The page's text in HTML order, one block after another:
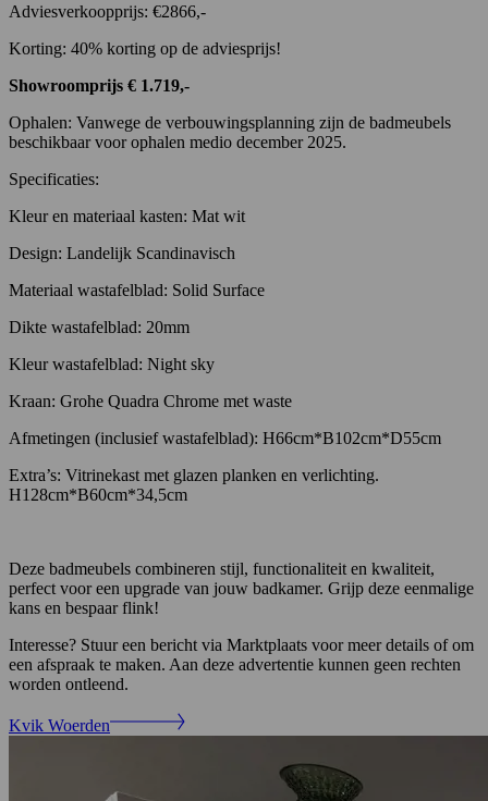
Adviesverkoopprijs: €2866,-
Korting: 40% korting op de adviesprijs!
Showroomprijs € 1.719,-
Ophalen: Vanwege de verbouwingsplanning zijn de badmeubels
beschikbaar voor ophalen medio december 2025.
Specificaties:
Kleur en materiaal kasten: Mat wit
Design: Landelijk Scandinavisch
Materiaal wastafelblad: Solid Surface
Dikte wastafelblad: 20mm
Kleur wastafelblad: Night sky
Kraan: Grohe Quadra Chrome met waste
Afmetingen (inclusief wastafelblad): H66cm*B102cm*D55cm
Extra’s: Vitrinekast met glazen planken en verlichting.
H128cm*B60cm*34,5cm
Deze badmeubels combineren stijl, functionaliteit en kwaliteit,
perfect voor een upgrade van jouw badkamer. Grijp deze eenmalige
kans en bespaar flink!
Interesse? Stuur een bericht via Marktplaats voor meer details of om
een afspraak te maken. Aan deze advertentie kunnen geen rechten
worden ontleend.
Kvik Woerden